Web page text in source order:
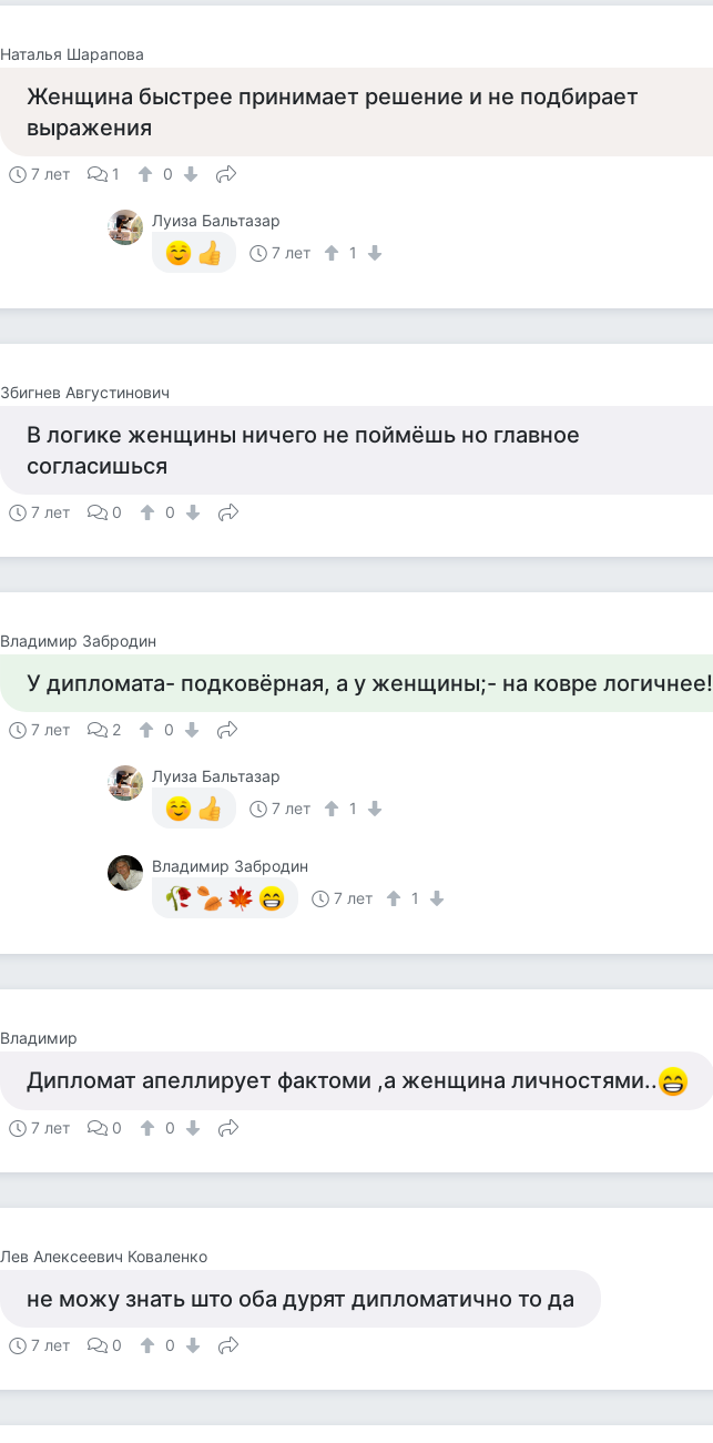
Наталья Шарапова
Женщина быстрее принимает решение и не подбирает
выражения
7 лет 1 0
Луиза Бальтазар
7 лет
1
Збигнев Августинович
В логике женщины ничего не поймёшь но главное
согласишься
7 лет 0 0
Владимир Забродин
У дипломата- подковёрная, а у женщины;- на ковре логичнее!
7 лет 2 0
Луиза Бальтазар
7 лет
1
Владимир Забродин
7 лет
1
Владимир
Дипломат апеллирует фактоми ,а женщина личностями..
7 лет 0 0
Лев Алексеевич Коваленко
не можу знать што оба дурят дипломатично то да
7 лет 0 0